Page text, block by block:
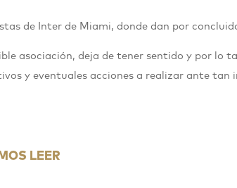
de Inter de Miami, donde dan por
asociación, deja de tener sentido y por lo
y eventuales acciones a realizar ante
LEER